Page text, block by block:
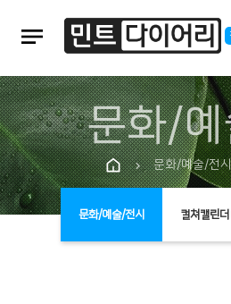
notes
문화/
chevron_right 문화/예술/전시
문화/예술/전시 컬쳐캘린